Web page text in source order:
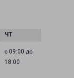
с 09:00 до
18:00